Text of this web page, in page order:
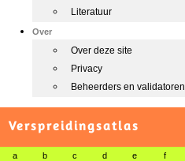
Literatuur
Over
Over deze site
Privacy
Beheerders en validatoren
Verspreidingsatlas
a b c d e f